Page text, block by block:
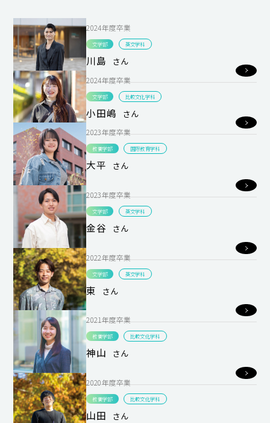
2024年度卒業
文学部 英文学科
川島 さん
2024年度卒業
文学部 比較文化学科
小田嶋 さん
2023年度卒業
教養学部 国際教育学科
大平 さん
2023年度卒業
文学部 英文学科
金谷 さん
2022年度卒業
文学部 英文学科
東 さん
2021年度卒業
教養学部 比較文化学科
神山 さん
2020年度卒業
教養学部 比較文化学科
山田 さん